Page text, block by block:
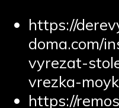
https://
doma.com/
vyrezat-
vrezka-
https://